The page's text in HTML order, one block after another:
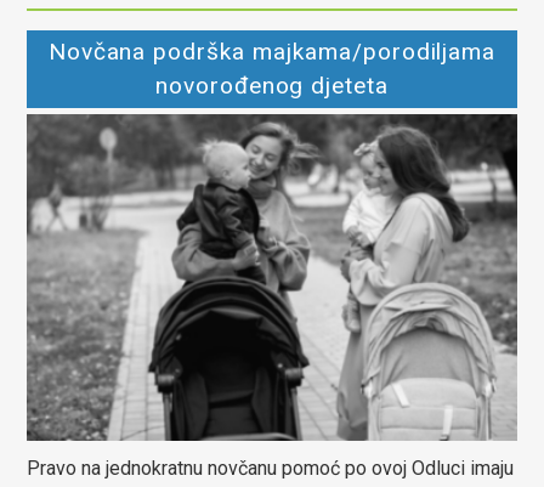
Novčana podrška majkama/porodiljama
novorođenog djeteta
Pravo na jednokratnu novčanu pomoć po ovoj Odluci imaju